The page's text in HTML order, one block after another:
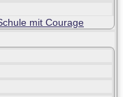
mit Courage